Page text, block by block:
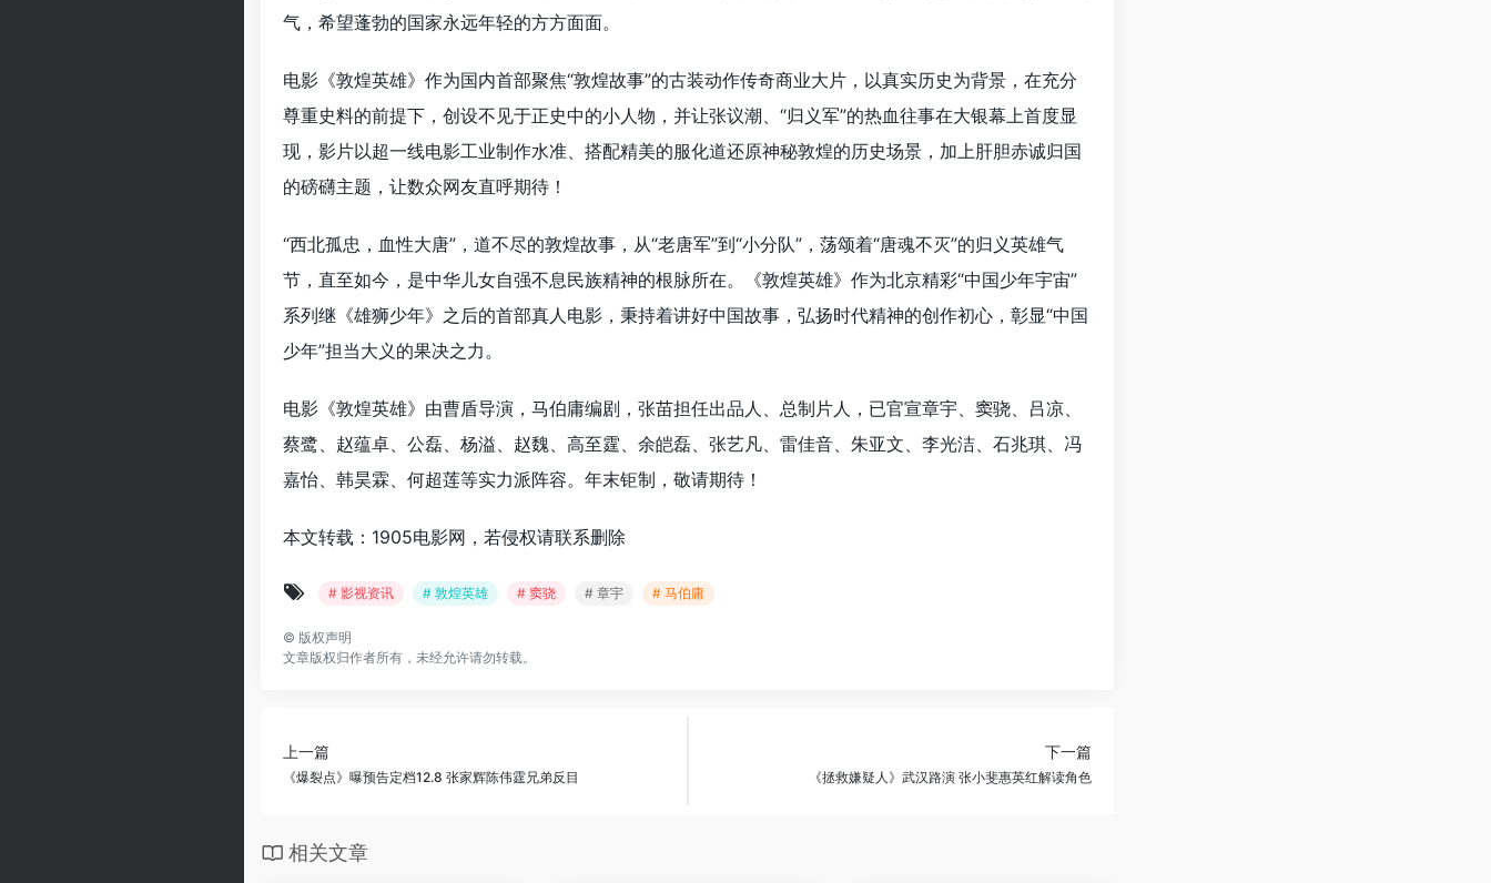
气，希望蓬勃的国家永远年轻的方方面面。
电影《敦煌英雄》作为国内首部聚焦“敦煌故事”的古装动作传奇商业大片，以真实历史为背景，在充分
尊重史料的前提下，创设不见于正史中的小人物，并让张议潮、“归义军”的热血往事在大银幕上首度显
现，影片以超一线电影工业制作水准、搭配精美的服化道还原神秘敦煌的历史场景，加上肝胆赤诚归国
的磅礴主题，让数众网友直呼期待！
“西北孤忠，血性大唐”，道不尽的敦煌故事，从“老唐军”到“小分队”，荡颂着“唐魂不灭”的归义英雄气
节，直至如今，是中华儿女自强不息民族精神的根脉所在。《敦煌英雄》作为北京精彩“中国少年宇宙”
系列继《雄狮少年》之后的首部真人电影，秉持着讲好中国故事，弘扬时代精神的创作初心，彰显“中国
少年”担当大义的果决之力。
电影《敦煌英雄》由曹盾导演，马伯庸编剧，张苗担任出品人、总制片人，已官宣章宇、窦骁、吕凉、
蔡鹭、赵蕴卓、公磊、杨溢、赵魏、高至霆、余皑磊、张艺凡、雷佳音、朱亚文、李光洁、石兆琪、冯
嘉怡、韩昊霖、何超莲等实力派阵容。年末钜制，敬请期待！
本文转载：1905电影网，若侵权请联系删除
# 影视资讯 # 敦煌英雄 # 窦骁 # 章宇 # 马伯庸
© 版权声明
文章版权归作者所有，未经允许请勿转载。
上一篇
《爆裂点》曝预告定档12.8 张家辉陈伟霆兄弟反目
下一篇
《拯救嫌疑人》武汉路演 张小斐惠英红解读角色
相关文章